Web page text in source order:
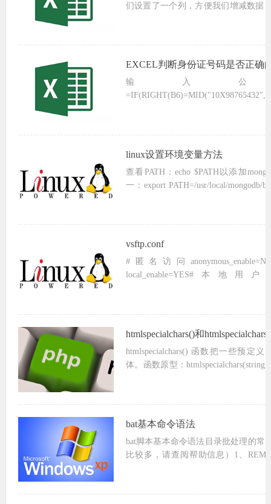
们设置了一个列，方便我们增减数据
EXCEL判断身份证号码是否正确
输入公
linux设置环境变量方法
查看PATH：echo $PATH以添加
一：export PATH=/usr/local/mongodb/
vsftp.conf
#匿名访问
local_enable=YES#本地
htmlspecialchars()和
htmlspecialchars() 函数把一些预定
体。函数原型：
bat基本命令语法
bat脚本基本命令语法目录批处理的常
比较多，请查阅帮助信息）1、REM